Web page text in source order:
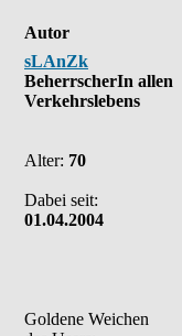
Autor
sLAnZk
BeherrscherIn allen
Verkehrslebens
Alter: 70
Dabei seit:
01.04.2004
Goldene Weichen